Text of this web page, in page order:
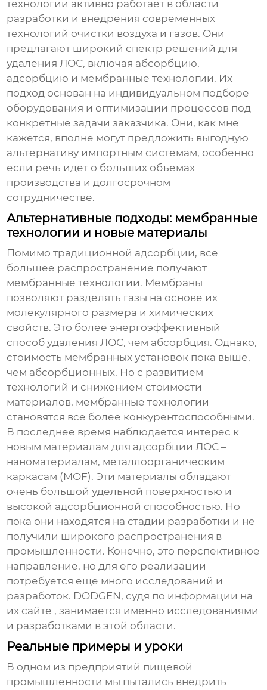
технологии активно работает в области
разработки и внедрения современных
технологий очистки воздуха и газов. Они
предлагают широкий спектр решений для
удаления ЛОС, включая абсорбцию,
адсорбцию и мембранные технологии. Их
подход основан на индивидуальном подборе
оборудования и оптимизации процессов под
конкретные задачи заказчика. Они, как мне
кажется, вполне могут предложить выгодную
альтернативу импортным системам, особенно
если речь идет о больших объемах
производства и долгосрочном
сотрудничестве.
Альтернативные подходы: мембранные
технологии и новые материалы
Помимо традиционной адсорбции, все
большее распространение получают
мембранные технологии. Мембраны
позволяют разделять газы на основе их
молекулярного размера и химических
свойств. Это более энергоэффективный
способ удаления ЛОС, чем абсорбция. Однако,
стоимость мембранных установок пока выше,
чем абсорбционных. Но с развитием
технологий и снижением стоимости
материалов, мембранные технологии
становятся все более конкурентоспособными.
В последнее время наблюдается интерес к
новым материалам для адсорбции ЛОС –
наноматериалам, металлоорганическим
каркасам (MOF). Эти материалы обладают
очень большой удельной поверхностью и
высокой адсорбционной способностью. Но
пока они находятся на стадии разработки и не
получили широкого распространения в
промышленности. Конечно, это перспективное
направление, но для его реализации
потребуется еще много исследований и
разработок. DODGEN, судя по информации на
их сайте , занимается именно исследованиями
и разработками в этой области.
Реальные примеры и уроки
В одном из предприятий пищевой
промышленности мы пытались внедрить